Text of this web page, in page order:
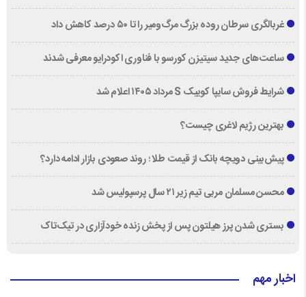
غربالگری سرطان روده بزرگ مرگ‌ومیر را تا ۵۰ درصد کاهش داد
ساعت‌های جدید سیتیزن کورسو با فناوری اکودرایو معرفی شدند
شرایط فروش سایپا کوییک S مرداد ۱۴۰۵ اعلام شد
بهترین رژیم لاغری چیست؟
پیش‌بینی دویچه‌ بانک از قیمت طلا ؛ روند صعودی بازار ادامه دارد؟
محسن مسلمان مربی تیم زیر ۲۱ سال پرسپولیس شد
بستری شدن پرز هیلتون پس از پخش زنده خودآزاری در تیک‌تاک
اخبار مهم